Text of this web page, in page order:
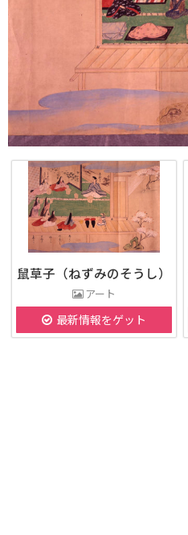
鼠草子（ねずみのそうし）
アート
最新情報をゲット